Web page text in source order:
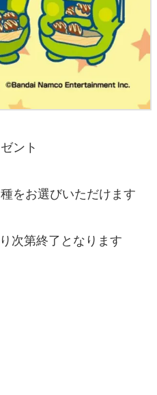
ント
をお選びいただけます
次第終了となります